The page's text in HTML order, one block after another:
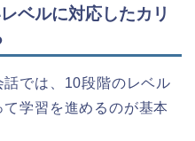
ベルに対応したカリ
では、10段階のレベル
学習を進めるのが基本